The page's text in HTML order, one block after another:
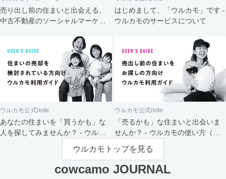
売り出し前の住まいと出会える、
中古不動産のソーシャルマーケッ
はじめまして、「ウルカモ」です -
ウルカモのサービスについて
ウルカモ公式note
あなたの住まいを「買うかも」な
人を探してみませんか？ - ウルカ
ウルカモ公式note
「売るかも」な住まいと出会いま
せんか？ - ウルカモの使い方（買
主さま向け）
ウルカモトップを見る
cowcamo JOURNAL